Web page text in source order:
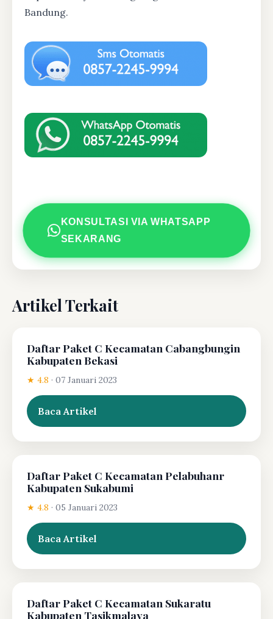
Bandung.
KONSULTASI VIA WHATSAPP
SEKARANG
Artikel Terkait
Daftar Paket C Kecamatan Cabangbungin
Kabupaten Bekasi
★ 4.8 · 07 Januari 2023
Baca Artikel
Daftar Paket C Kecamatan Pelabuhanr
Kabupaten Sukabumi
★ 4.8 · 05 Januari 2023
Baca Artikel
Daftar Paket C Kecamatan Sukaratu
Kabupaten Tasikmalaya